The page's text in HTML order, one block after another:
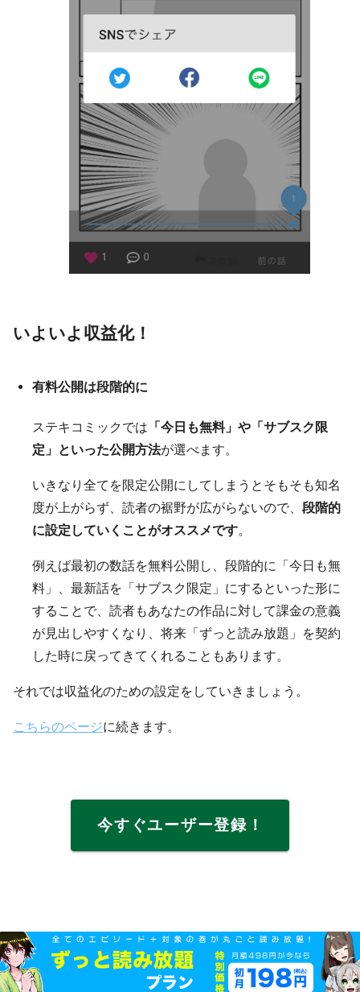
いよいよ収益化！
有料公開は段階的に
ステキコミックでは 「今日も無料」や「サブスク限
定」といった公開方法が選べます。
いきなり全てを限定公開にしてしまうとそもそも知名
度が上がらず、読者の裾野が広がらないので、 段階的
に設定していくことがオススメです。
例えば最初の数話を無料公開し、段階的に「今日も無
料」、最新話を「サブスク限定」にするといった形に
することで、読者もあなたの作品に対して課金の意義
が見出しやすくなり、将来「ずっと読み放題」を契約
した時に戻ってきてくれることもあります。
それでは収益化のための設定をしていきましょう。
こちらのページに続きます。
今すぐユーザー登録！